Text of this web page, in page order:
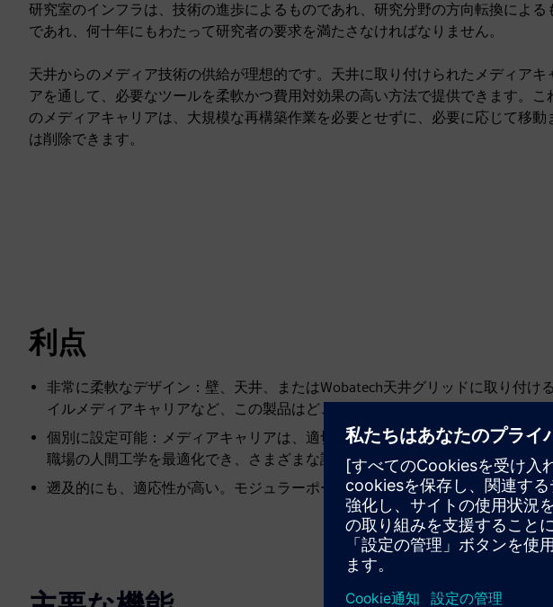
研究室のインフラは、技術の進歩によるものであれ、研究分野の方向転換による
であれ、何十年にもわたって研究者の要求を満たさなければなりません。
天井からのメディア技術の供給が理想的です。天井に取り付けられたメディアキ
アを通して、必要なツールを柔軟かつ費用対効果の高い方法で提供できます。こ
のメディアキャリアは、大規模な再構築作業を必要とせずに、必要に応じて移動
は削除できます。
利点
非常に柔軟なデザイン：壁、天井、またはWobatech天井グリッドに取り付け
イルメディアキャリアなど、この製品はどこにでもフィットします。
個別に設定可能：メディアキャリアは、適切な技術を提供するように個別に設
職場の人間工学を最適化でき、さまざまな設計で提供できます。
遡及的にも、適応性が高い。モジュラーポートフォリオにより、変化する状